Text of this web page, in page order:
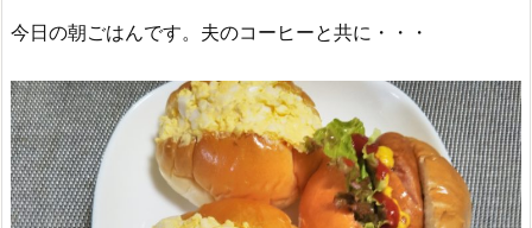
今日の朝ごはんです。夫のコーヒーと共に・・・